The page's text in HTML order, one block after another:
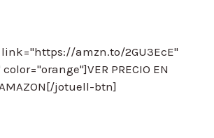
amzn.to/2GU3EcE"
PRECIO EN
jotuell-btn]